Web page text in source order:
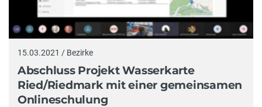
15.03.2021 / Bezirke
Abschluss Projekt Wasserkarte
Ried/Riedmark mit einer gemeinsamen
Onlineschulung